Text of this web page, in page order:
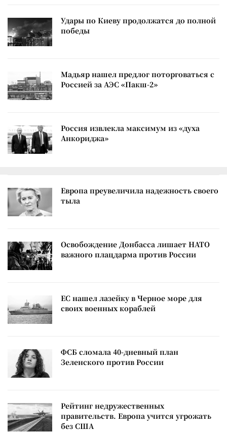
Удары по Киеву продолжатся до полной
победы
Мадьяр нашел предлог поторговаться с
Россией за АЭС «Пакш-2»
Россия извлекла максимум из «духа
Анкориджа»
Европа преувеличила надежность своего
тыла
Освобождение Донбасса лишает НАТО
важного плацдарма против России
ЕС нашел лазейку в Черное море для
своих военных кораблей
ФСБ сломала 40-дневный план
Зеленского против России
Рейтинг недружественных
правительств. Европа учится угрожать
без США